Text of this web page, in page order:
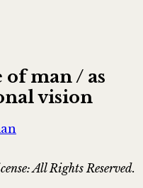
of man / as
vision
All Rights Reserved.